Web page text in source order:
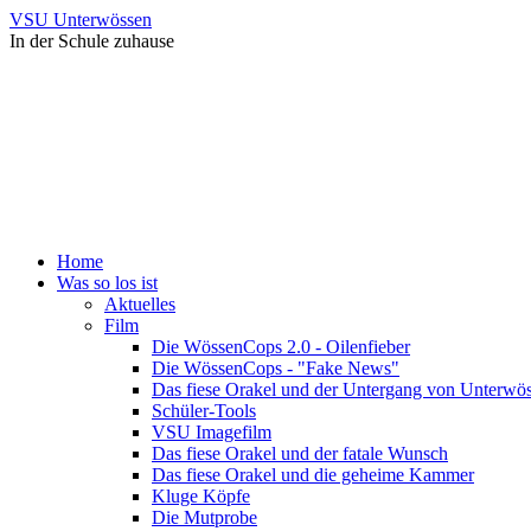
VSU Unterwössen
In der Schule zuhause
Home
Was so los ist
Aktuelles
Film
Die WössenCops 2.0 - Oilenfieber
Die WössenCops - "Fake News"
Das fiese Orakel und der Untergang von
Schüler-Tools
VSU Imagefilm
Das fiese Orakel und der fatale Wunsch
Das fiese Orakel und die geheime Kammer
Kluge Köpfe
Die Mutprobe